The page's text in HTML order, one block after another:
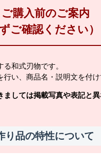
購入前のご案内
ずご確認ください）
和式刃物です。
い、商品名・説明文を付け
しては掲載写真や表記と異
り品の特性について